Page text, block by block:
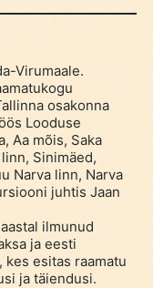
Virumaale.
osakonna
Looduse
Aa mõis, Saka
Sinimäed,
Narva linn, Narva
juhtis Jaan
ilmunud
ja eesti
kes esitas raamatu
ja täiendusi.